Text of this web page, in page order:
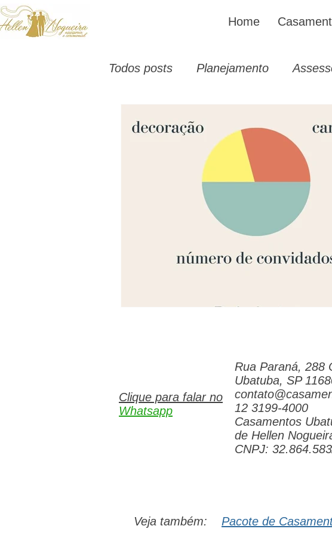
Home
Todos posts Planejamento
Clique para falar no
Whatsapp
Rua Paraná, 288
Ubatuba, SP
12 3199-4000
Casamentos
de Hellen
CNPJ:
Veja também: Pacote de